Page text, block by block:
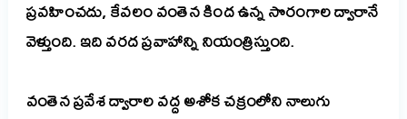
ప్రవహించదు, కేవలం వంతెన కింద ఉన్న సొరంగాల ద్వారానే
వెళ్తుంది. ఇది వరద ప్రవాహాన్ని నియంత్రిస్తుంది.
వంతెన ప్రవేశ ద్వారాల వద్ద అశోక చక్రంలోని నాలుగు